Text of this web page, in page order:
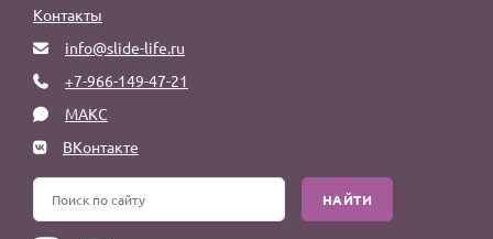
Контакты
info@slide-life.ru
+7-966-149-47-21
МАКС
ВКонтакте
НАЙТИ